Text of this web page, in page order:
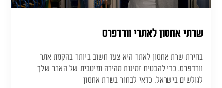
שרתי אחסון לאתרי וורדפרס
בחירת שרת אחסון לאתר היא צעד חשוב ביותר בהקמת אתר
וורדפרס. כדי להבטיח זמינות מהירה ומיטבית של האתר שלך
לגולשים בישראל, כדאי לבחור בשרת אחסון